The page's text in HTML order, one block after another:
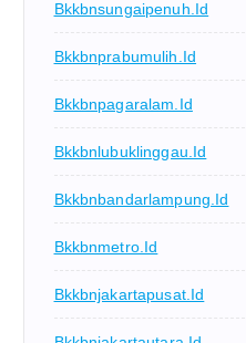
Bkkbnsungaipenuh.id
Bkkbnprabumulih.id
Bkkbnpagaralam.id
Bkkbnlubuklinggau.id
Bkkbnbandarlampung.id
Bkkbnmetro.id
Bkkbnjakartapusat.id